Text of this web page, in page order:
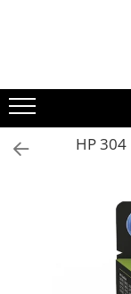
Benzi pentru
Cartuse de cerneala
Cartuse toner
Unitate cilindru
HP